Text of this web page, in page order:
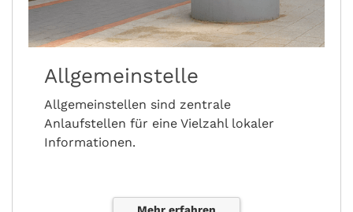
Allgemeinstelle
Allgemeinstellen sind zentrale
Anlaufstellen für eine Vielzahl lokaler
Informationen.